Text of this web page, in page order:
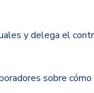
y delega el
sobre